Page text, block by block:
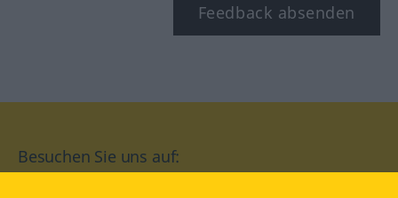
Feedback absenden
Besuchen Sie uns auf: